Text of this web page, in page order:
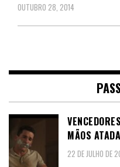
OUTUBRO 28, 2014
MÃOS
22 DE JULHO DE